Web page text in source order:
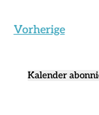
Vorherige
Kalender